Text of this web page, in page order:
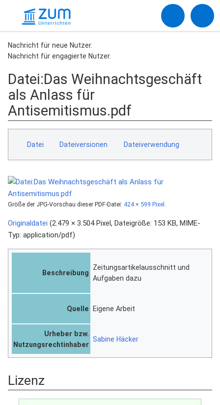
Nachricht für neue Nutzer.
Nachricht für engagierte Nutzer.
Datei:Das Weihnachtsgeschäft
als Anlass für
Antisemitismus.pdf
Datei Dateiversionen Dateiverwendung
Größe der JPG-Vorschau dieser PDF-Datei: 424 × 599 Pixel .
Originaldatei (2.479 × 3.504 Pixel, Dateigröße: 153 KB, MIME-
Typ: application/pdf)
Beschreibung
Zeitungsartikelausschnitt und
Aufgaben dazu
Quelle Eigene Arbeit
Urheber bzw.
Nutzungsrechtinhaber
Sabine Häcker
Lizenz